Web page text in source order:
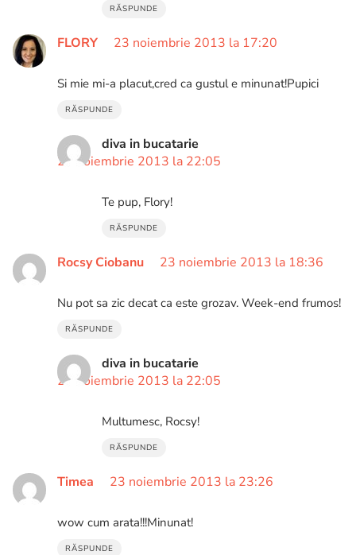
RĂSPUNDE
FLORY 23 noiembrie 2013 la 17:20
Si mie mi-a placut,cred ca gustul e minunat!Pupici
RĂSPUNDE
diva in bucatarie
26 noiembrie 2013 la 22:05
Te pup, Flory!
RĂSPUNDE
Rocsy Ciobanu 23 noiembrie 2013 la 18:36
Nu pot sa zic decat ca este grozav. Week-end frumos!
RĂSPUNDE
diva in bucatarie
26 noiembrie 2013 la 22:05
Multumesc, Rocsy!
RĂSPUNDE
Timea 23 noiembrie 2013 la 23:26
wow cum arata!!!Minunat!
RĂSPUNDE